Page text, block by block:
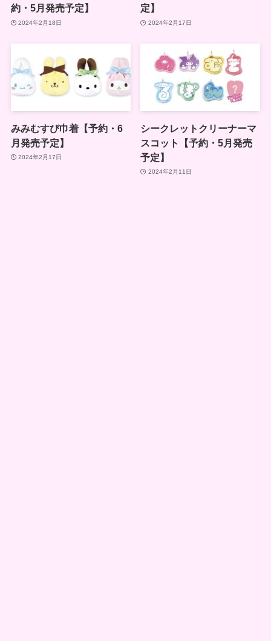
約・5月発売予定】
2024年2月18日
定】
2024年2月17日
みみむすび巾着【予約・6
月発売予定】
2024年2月17日
シークレットクリーナーマ
スコット【予約・5月発売
予定】
2024年2月11日